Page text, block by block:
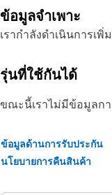
ข้อมูลจำเพาะ
เรากำลังดำเนินการเ
รุ่นที่ใช้กันได้
ขณะนี้เราไม่มีข้อมูลก
ข้อมูลด้านการรับประกัน
นโยบายการคืนสินค้า